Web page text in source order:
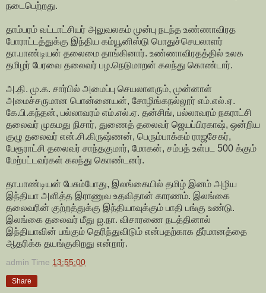
நடைபெற்றது.
தாம்பரம் வட்டாட்சியர் அலுவலகம் முன்பு நடந்த உண்ணாவிரத
போராட்டத்துக்கு இந்திய கம்யூனிஸ்டு பொதுச்செயலாளர்
தா.பாண்டியன் தலைமை தாங்கினார். உண்ணாவிரதத்தில் உலக
தமிழர் பேரவை தலைவர் பழ.நெடுமாறன் கலந்து கொண்டார்.
அ.தி. மு.க. சார்பில் அமைப்பு செயலாளரும், முன்னாள்
அமைச்சருமான பொன்னையன், சோழிங்கநல்லூர் எம்.எல்.ஏ.
கே.பி.கந்தன், பல்லாவரம் எம்.எல்.ஏ. தன்சிங், பல்லாவரம் நகராட்சி
தலைவர் முகமது நிசார், துணைத் தலைவர் ஜெயப்பிரகாஷ், ஒன்றிய
குழு தலைவர் என்.சி.கிருஷ்ணன், பெரும்பாக்கம் ராஜசேகர்,
பேரூராட்சி தலைவர் சாந்தகுமார், மோகன், சம்பத் உள்பட 500 க்கும்
மேற்பட்டவர்கள் கலந்து கொண்டனர்.
தா.பாண்டியன் பேசும்போது, இலங்கையில் தமிழ் இனம் அழிய
இந்தியா அளித்த இராணுவ உதவிதான் காரணம். இலங்கை
தலைவரின் குற்றத்துக்கு இந்தியாவுக்கும் பாதி பங்கு உண்டு.
இலங்கை தலைவர் மீது ஐ.நா. விசாரணை நடத்தினால்
இந்தியாவின் பங்கும் தெரிந்துவிடும் என்பதற்காக தீர்மானத்தை
ஆதரிக்க தயங்குகிறது என்றார்.
admin Time 13:55:00
Share